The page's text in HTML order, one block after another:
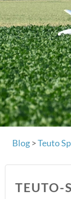
Zum
Inhalt
springen
Blog >Teuto
TEUTO-